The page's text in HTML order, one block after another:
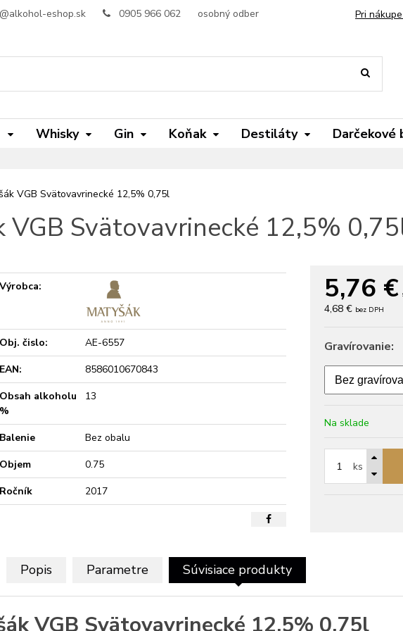
eshop.sk 0905 966 062 osobný odber Pri
Whisky Gin Koňak Destiláty Darčekové
VGB Svätovavrinecké 12,5% 0,75l
VGB Svätovavrinecké 12,5%
5,76 €
4,68 € bez DPH
Gravírovanie:
Na sklade
ks
Výrobca:
Obj. čislo:
AE-6557
EAN:
8586010670843
Obsah alkoholu
%
13
Balenie
Bez obalu
Objem
0.75
Ročník
2017
Popis Parametre Súvisiace produkty
VGB Svätovavrinecké 12,5% 0,75l